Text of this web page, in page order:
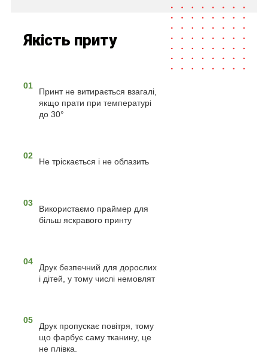
Якість приту
01
Принт не витирається взагалі,
якщо прати при температурі
до 30°
02
Не тріскається і не облазить
03
Використаємо праймер для
більш яскравого принту
04
Друк безпечний для дорослих
і дітей, у тому числі немовлят
05
Друк пропускає повітря, тому
що фарбує саму тканину, це
не плівка.